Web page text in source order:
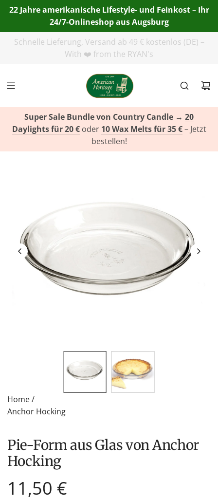
22 Jahre amerikanische Lifestyle- und Feinkost – Ihr
24/7-Onlineshop aus Augsburg
Telefon:+49(0)821 455 254 00 | E-Mail:info@american-
heritage.de| WhatsApp:+49(0)151 116 719 10
Super Sale Bundle von Country Candle → 20
Daylights für 20 €oder 10 Wax Melts für 35 €– Jetzt
bestellen!
Home/
Anchor Hocking
Pie-Form aus Glas von Anchor
Hocking
Regulärer
11,50 €